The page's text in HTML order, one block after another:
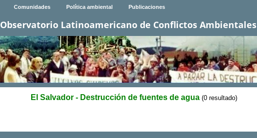
Comunidades Política ambiental Publicaciones
Observatorio Latinoamericano de Conflictos Ambientales
El Salvador - Destrucción de fuentes de agua (0 resultado)